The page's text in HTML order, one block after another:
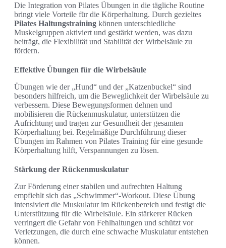
Die Integration von Pilates Übungen in die tägliche Routine
bringt viele Vorteile für die Körperhaltung. Durch gezieltes
Pilates Haltungstraining können unterschiedliche
Muskelgruppen aktiviert und gestärkt werden, was dazu
beiträgt, die Flexibilität und Stabilität der Wirbelsäule zu
fördern.
Effektive Übungen für die Wirbelsäule
Übungen wie der „Hund“ und der „Katzenbuckel“ sind
besonders hilfreich, um die Beweglichkeit der Wirbelsäule zu
verbessern. Diese Bewegungsformen dehnen und
mobilisieren die Rückenmuskulatur, unterstützen die
Aufrichtung und tragen zur Gesundheit der gesamten
Körperhaltung bei. Regelmäßige Durchführung dieser
Übungen im Rahmen von Pilates Training für eine gesunde
Körperhaltung hilft, Verspannungen zu lösen.
Stärkung der Rückenmuskulatur
Zur Förderung einer stabilen und aufrechten Haltung
empfiehlt sich das „Schwimmer“-Workout. Diese Übung
intensiviert die Muskulatur im Rückenbereich und festigt die
Unterstützung für die Wirbelsäule. Ein stärkerer Rücken
verringert die Gefahr von Fehlhaltungen und schützt vor
Verletzungen, die durch eine schwache Muskulatur entstehen
können.